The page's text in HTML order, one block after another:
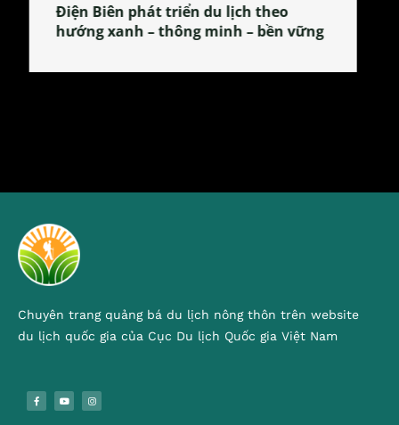
Làng làm bánh tẻ Phú Nhi – nơi lan
tỏa đặc sản xứ Đoài
Chuyên trang quảng bá du lịch nông thôn trên website
du lịch quốc gia của Cục Du lịch Quốc gia Việt Nam